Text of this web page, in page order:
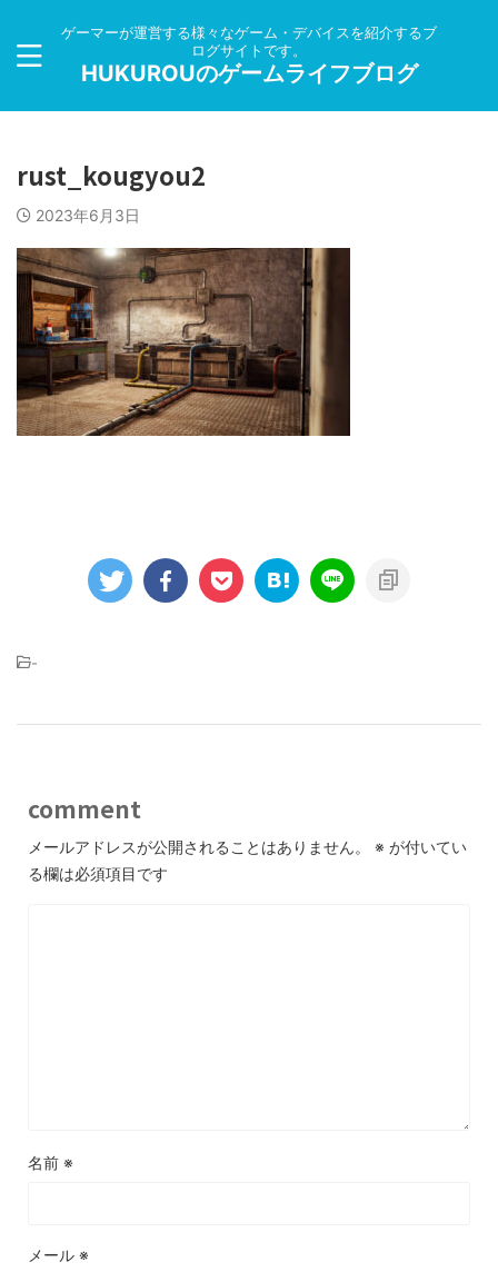
ゲーマーが運営する様々なゲーム・デバイスを紹介するブ
ログサイトです。
HUKUROUのゲームライフブログ
rust_kougyou2
2023年6月3日
-
comment
メールアドレスが公開されることはありません。 ※ が付いてい
る欄は必須項目です
名前 ※
メール ※